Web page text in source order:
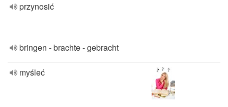
przynosić
bringen - brachte - gebracht
myśleć